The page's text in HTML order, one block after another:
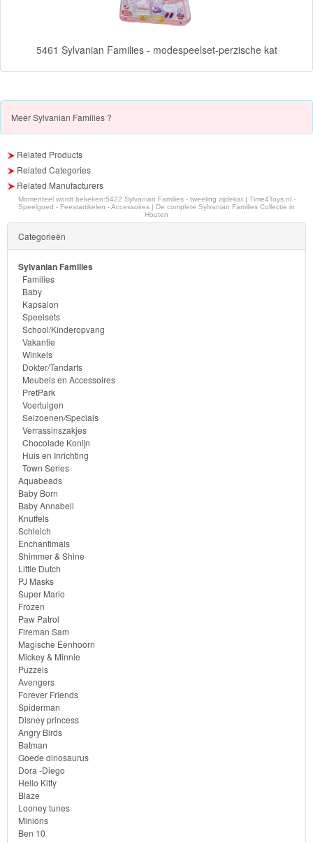
Angry
Batman
Goede
dinosaurus
Dora
-
Diego
Hello
Kitty
Blaze
Looney
tunes
Minions
Ben
10
Fairies
Megabloks
Monster
High
My
Little
Pony
Finding
Dory
Planes
Sofia
het
prinsesje
Barbie
5461 Sylvanian Families - modespeelset-perzische kat
MeerSylvanian Families ?
Related Products
Related Categories
Related Manufacturers
Momenteel wordt bekeken:5422 Sylvanian Families - tweeling zijdekat | Time4Toys.nl -
Speelgoed - Feestartikelen - Accessoires | De complete Sylvanian Families Collectie in
Houten
Categorieën
Sylvanian Families
Families
Baby
Kapsalon
Speelsets
School/Kinderopvang
Vakantie
Winkels
Dokter/Tandarts
Meubels en Accessoires
PretPark
Voertuigen
Seizoenen/Specials
Verrassinszakjes
Chocolade Konijn
Huis en Inrichting
Town Series
Aquabeads
Baby Born
Baby Annabell
Knuffels
Schleich
Enchantimals
Shimmer & Shine
Little Dutch
PJ Masks
Super Mario
Frozen
Paw Patrol
Fireman Sam
Magische Eenhoorn
Mickey & Minnie
Puzzels
Avengers
Forever Friends
Spiderman
Disney princess
Angry Birds
Batman
Goede dinosaurus
Dora -Diego
Hello Kitty
Blaze
Looney tunes
Minions
Ben 10